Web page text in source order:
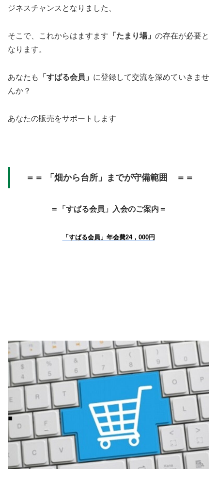
ジネスチャンスとなりました、
そこで、これからはますます 「たまり場」 の存在が必要と
なります。
あなたも 「すばる会員」 に登録して交流を深めていきませ
んか？
あなたの販売をサポートします
＝＝ 「畑から台所」までが守備範囲 ＝＝
＝「すばる会員」入会のご案内＝
「すばる会員」年会費24，000円